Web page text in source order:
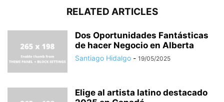
RELATED ARTICLES
Dos Oportunidades Fantásticas
de hacer Negocio en Alberta
Santiago Hidalgo - 19/05/2025
Elige al artista latino destacado